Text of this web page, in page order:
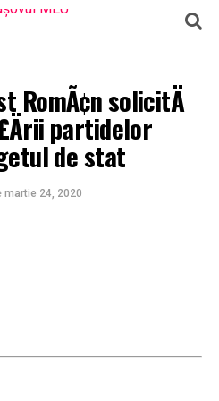
RomÃ¢n solicitÄ
partidelor
de stat
martie 24, 2020